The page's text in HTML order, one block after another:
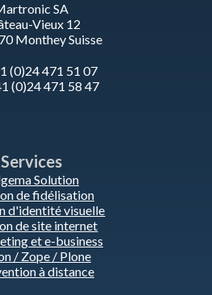
SA
Vieux 12
Monthey Suisse
(0)24 471 51 07
(0)24 471 58 47
Services
Solution
de fidélisation
d'identité visuelle
de site internet
et e-business
/ Zope / Plone
à distance